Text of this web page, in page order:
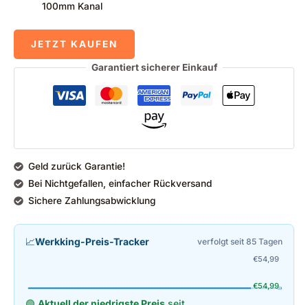
100mm Kanal
JETZT KAUFEN
Garantiert sicherer Einkauf
Geld zurück Garantie!
Bei Nichtgefallen, einfacher Rückversand
Sichere Zahlungsabwicklung
📈Werkking-Preis-Tracker verfolgt seit 85 Tagen
€54,99
€54,99